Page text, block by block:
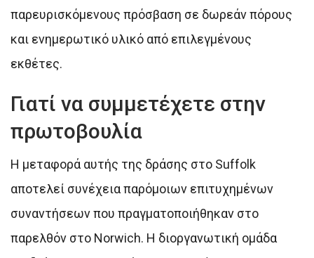
παρευρισκόμενους πρόσβαση σε δωρεάν πόρους
και ενημερωτικό υλικό από επιλεγμένους
εκθέτες.
Γιατί να συμμετέχετε στην
πρωτοβουλία
Η μεταφορά αυτής της δράσης στο Suffolk
αποτελεί συνέχεια παρόμοιων επιτυχημένων
συναντήσεων που πραγματοποιήθηκαν στο
παρελθόν στο Norwich. Η διοργανωτική ομάδα